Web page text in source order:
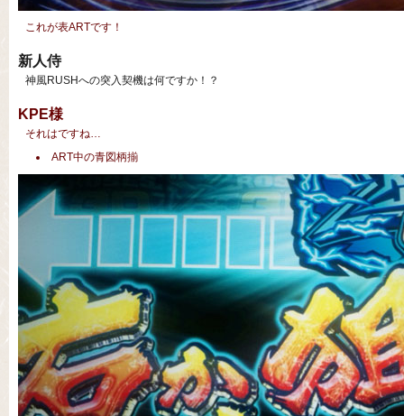
これが表ARTです！
新人侍
神風RUSHへの突入契機は何ですか！？
KPE様
それはですね…
ART中の青図柄揃